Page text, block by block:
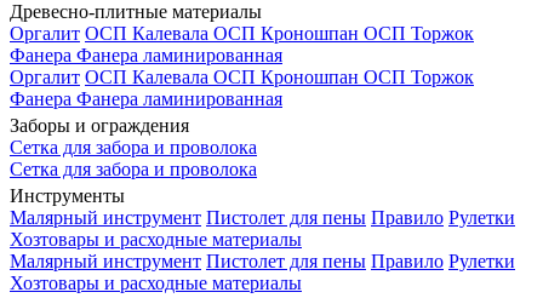
Древесно-плитные материалы
Оргалит ОСП Калевала ОСП Кроношпан ОСП Торжок
Фанера Фанера ламинированная
Оргалит ОСП Калевала ОСП Кроношпан ОСП Торжок
Фанера Фанера ламинированная
Заборы и ограждения
Сетка для забора и проволока
Сетка для забора и проволока
Инструменты
Малярный инструмент Пистолет для пены Правило Рулетки
Хозтовары и расходные материалы
Малярный инструмент Пистолет для пены Правило Рулетки
Хозтовары и расходные материалы